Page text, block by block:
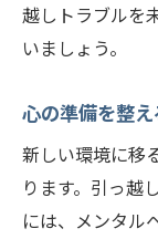
越しトラブルを
いましょう。
心の準備を整
新しい環境に移
ります。引っ越
には、メンタル